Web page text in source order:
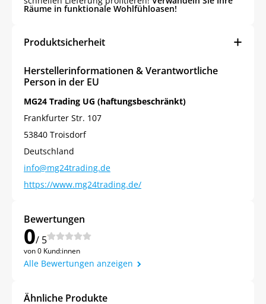
Räume in funktionale Wohlfühloasen!
Produktsicherheit
Herstellerinformationen & Verantwortliche
Person in der EU
MG24 Trading UG (haftungsbeschränkt)
Frankfurter Str. 107
53840 Troisdorf
Deutschland
info@mg24trading.de
https://www.mg24trading.de/
Bewertungen
0/ 5
von 0 Kund:innen
Alle Bewertungen anzeigen
Ähnliche Produkte